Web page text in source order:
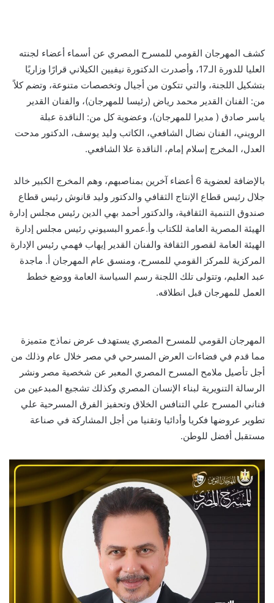
كشف المهرجان القومي للمسرح المصري عن أسماء أعضاء لجنته
العليا للدورة الـ17، وأصدرت الدكتورة نيفيين الكيلاني قرارًا وزاريًا
بتشكيل اللجنة، والتي تتكون من أجيال وتخصصات متنوعة، وتضم كلاً
من: الفنان القدير محمد رياض (رئيسا للمهرجان)، والفنان القدير
ياسر صادق ( مديرا للمهرجان)، وعضوية كل من: الناقدة عبلة
الرويني، الفنان نضال الشافعي، الكاتب وليد يوسف، الدكتور مدحت
العدل، المخرج إسلام إمام، الناقدة علا الشافعي.
بالإضافة لعضوية 6 أعضاء آخرين بمناصبهم، وهم المخرج الكبير خالد
جلال رئيس قطاع الإنتاج الثقافي والدكتور وليد قانوش رئيس قطاع
صندوق التنمية الثقافية، والدكتور أحمد بهي الدين رئيس مجلس إدارة
الهيئة المصرية العامة للكتاب وأ.عمرو البسيوني رئيس مجلس إدارة
الهيئة العامة لقصور الثقافة والفنان القدير إيهاب فهمي رئيس الإدارة
المركزية للمركز القومي للمسرح، ومنسق عام المهرجان أ. ماجدة
عبد العليم، وتتولى تلك اللجنة رسم السياسة العامة ووضع خطط
العمل للمهرجان قبل انطلاقه.
المهرجان القومي للمسرح المصري يستهدف عرض نماذج متميزة
مما قدم في فضاءات العرض المسرحي في مصر خلال عام وذلك من
أجل تأصيل ملامح المسرح المصري المعبر عن شخصية مصر ونشر
الرسالة التنويرية لبناء الإنسان المصري وكذلك تشجيع المبدعين من
فناني المسرح علي التنافس الخلاق وتحفيز الفرق المسرحية علي
تطوير عروضها فكريا وأدائيا وتقنيا من أجل المشاركة في صناعة
مستقبل أفضل للوطن.